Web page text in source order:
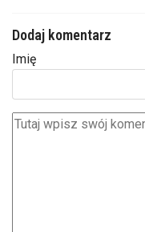
Dodaj komentarz
Imię